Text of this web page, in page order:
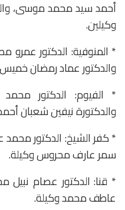
أحمد سيد محمد موسى،
وكيلين.
* المنوفية: الدكتور
والدكتور عماد رمضان
* الفيوم: الدكتور
والدكتورة نيفين شعبان
* كفر الشيخ: الدكتور محمد
سمر عارف محروس وكيلة.
* قنا: الدكتور عصام نبيل
عاطف محمد وكيلة.